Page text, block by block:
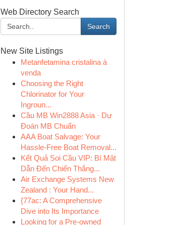
Web Directory Search
Search
New Site Listings
Metanfetamina cristalina à
venda
Choosing the Right
Chlorinator for Your
Ingroun...
Cầu MB Win2888 Asia · Dự
Đoán MB Chuẩn
AAA Boat Salvage: Your
Hassle-Free Boat Removal...
Kết Quả Soi Cầu VIP: Bí Mật
Dẫn Đến Chiến Thắng...
Air Exchange Systems New
Zealand : Your Hand...
{77ac: A Comprehensive
Dive into Its Importance
Looking for a Pre-owned